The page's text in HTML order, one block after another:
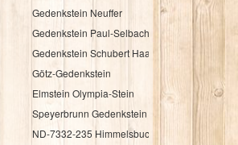
Gedenkstein Neuffer
Gedenkstein Paul-Selbach-Ruh
Gedenkstein Schubert Haag
Götz-Gedenkstein
Elmstein Olympia-Stein
Speyerbrunn Gedenkstein HK 1987
ND-7332-235 Himmelsbuche